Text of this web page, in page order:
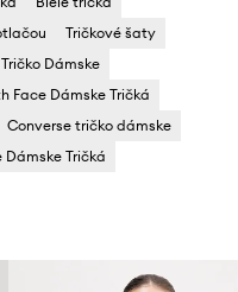
Tričkové šaty
Dámske
Face Dámske Tričká
Converse tričko dámske
Dámske Tričká